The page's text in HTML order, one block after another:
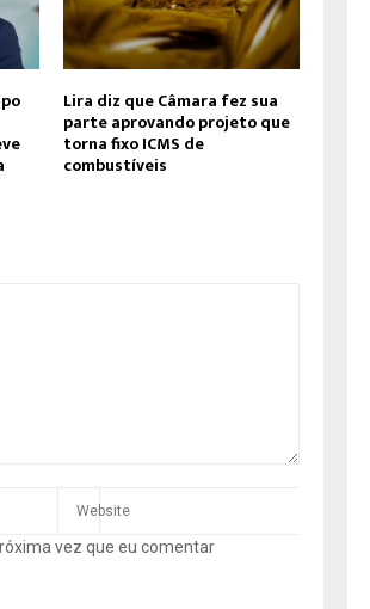
Lira diz que Câmara fez sua
parte aprovando projeto que
torna fixo ICMS de
combustíveis
vez que eu comentar